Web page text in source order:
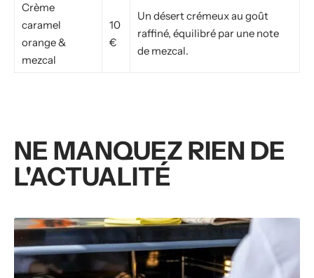
Crème
caramel
orange &
mezcal
10
€
Un désert crémeux au goût
raffiné, équilibré par une note
de mezcal.
NE MANQUEZ RIEN DE
L'ACTUALITÉ